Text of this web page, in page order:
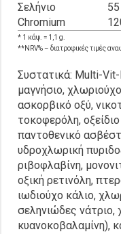
Σελήνιο
Chromium
* 1 κάψ. = 1,1 g.
**NRV% – διατροφικές τιμές
Συστατικά: Multi-
μαγνήσιο,
ασκορβικό οξύ,
τοκοφερόλη,
παντοθενικό
υδροχλωρική
ριβοφλαβίνη,
οξική ρετινόλη,
ιωδιούχο κάλιο,
σεληνιώδες νάτριο,
κυανοκοβαλαμίνη),